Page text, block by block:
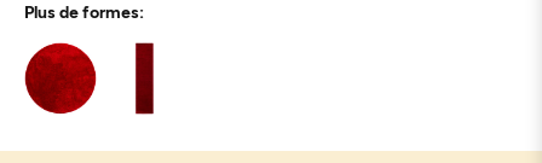
Plus de formes: